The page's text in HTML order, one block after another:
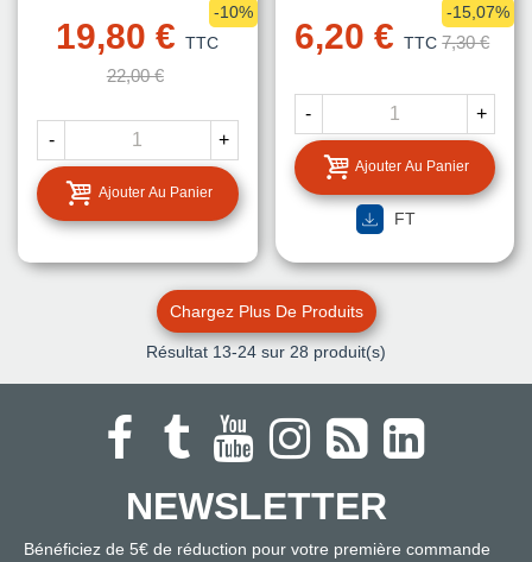
19,80 € TTC
22,00 €
-10%
- +
Ajouter Au Panier
6,20 € TTC 7,30 €
-15,07%
- +
Ajouter Au Panier
FT
Chargez Plus De Produits
Résultat 13-24 sur 28 produit(s)
NEWSLETTER
Bénéficiez de 5€ de réduction pour votre première commande